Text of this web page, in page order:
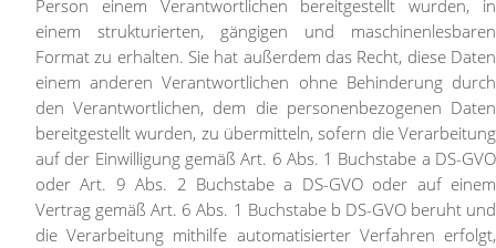
Person einem Verantwortlichen bereitgestellt wurden, in
einem strukturierten, gängigen und maschinenlesbaren
Format zu erhalten. Sie hat außerdem das Recht, diese Daten
einem anderen Verantwortlichen ohne Behinderung durch
den Verantwortlichen, dem die personenbezogenen Daten
bereitgestellt wurden, zu übermitteln, sofern die Verarbeitung
auf der Einwilligung gemäß Art. 6 Abs. 1 Buchstabe a DS-GVO
oder Art. 9 Abs. 2 Buchstabe a DS-GVO oder auf einem
Vertrag gemäß Art. 6 Abs. 1 Buchstabe b DS-GVO beruht und
die Verarbeitung mithilfe automatisierter Verfahren erfolgt,